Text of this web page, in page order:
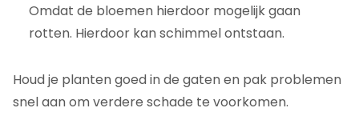
Omdat de bloemen hierdoor mogelijk gaan
rotten. Hierdoor kan schimmel ontstaan.
Houd je planten goed in de gaten en pak problemen
snel aan om verdere schade te voorkomen.